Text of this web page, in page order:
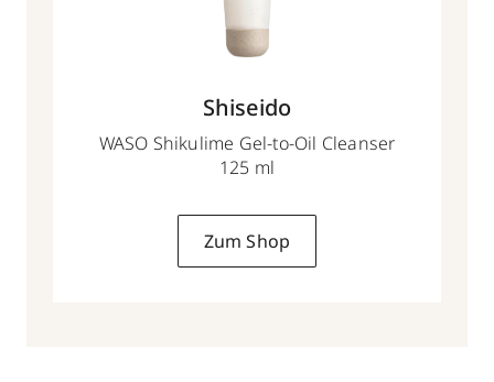
Shiseido
WASO Shikulime Gel-to-Oil Cleanser
125 ml
Zum Shop